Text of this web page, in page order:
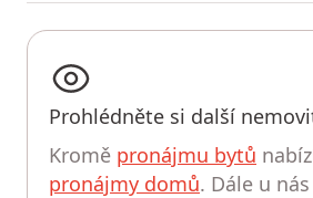
Prohlédněte si další
Kromě pronájmu bytů
pronájmy domů. Dále u